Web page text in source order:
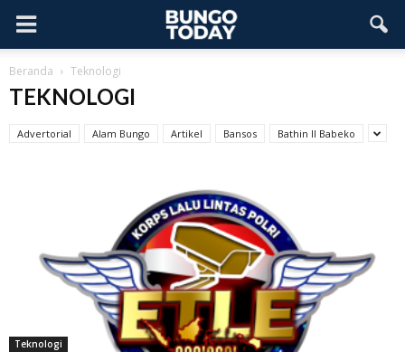
Beranda Teknologi
TEKNOLOGI
Advertorial Alam Bungo Artikel Bansos Bathin II Babeko
Teknologi